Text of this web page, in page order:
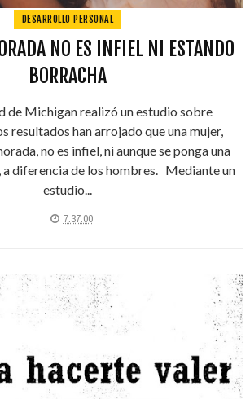
DESARROLLO PERSONAL
NO ES INFIEL NI ESTANDO
BORRACHA
de Michigan realizó un estudio sobre
resultados han arrojado que una mujer,
no es infiel, ni aunque se ponga una
a diferencia de los hombres. Mediante un
estudio...
7:37:00